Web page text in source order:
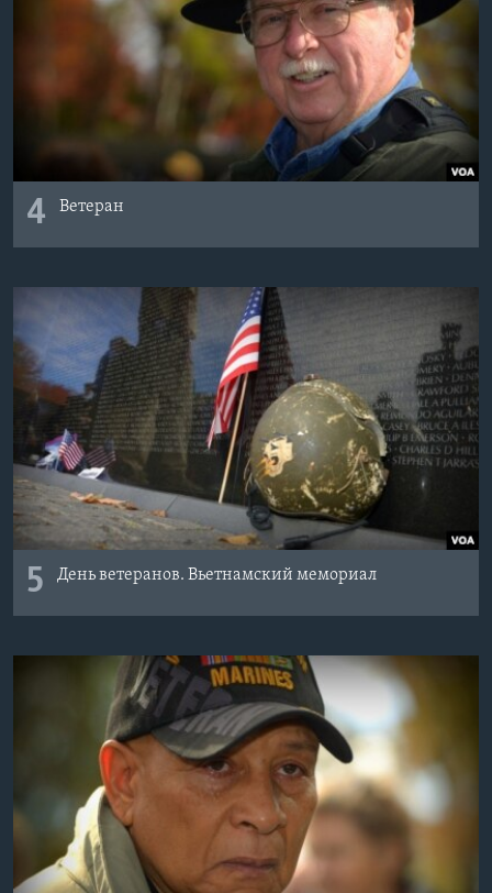
4 Ветеран
5 День ветеранов. Вьетнамский мемориал